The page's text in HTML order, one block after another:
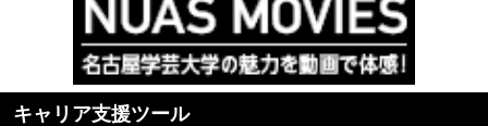
キャリア支援ツール